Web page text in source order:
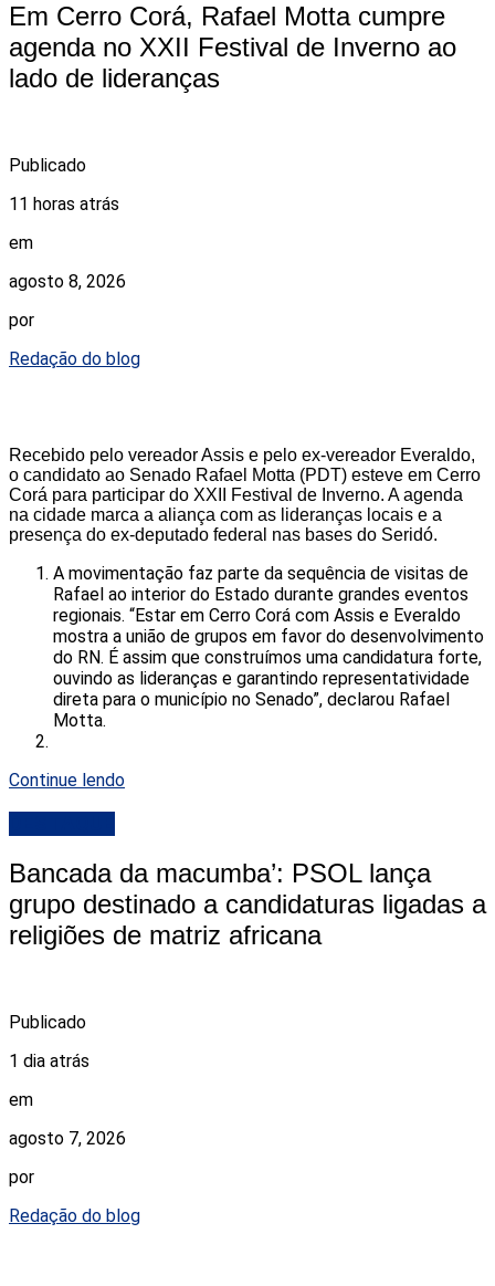
Em Cerro Corá, Rafael Motta cumpre
agenda no XXII Festival de Inverno ao
lado de lideranças
Publicado
11 horas atrás
em
agosto 8, 2026
por
Redação do blog
Recebido pelo vereador Assis e pelo ex-vereador Everaldo,
o candidato ao Senado Rafael Motta (PDT) esteve em Cerro
Corá para participar do XXII Festival de Inverno. A agenda
na cidade marca a aliança com as lideranças locais e a
presença do ex-deputado federal nas bases do Seridó.
A movimentação faz parte da sequência de visitas de
Rafael ao interior do Estado durante grandes eventos
regionais. “Estar em Cerro Corá com Assis e Everaldo
mostra a união de grupos em favor do desenvolvimento
do RN. É assim que construímos uma candidatura forte,
ouvindo as lideranças e garantindo representatividade
direta para o município no Senado”, declarou Rafael
Motta.
Continue lendo
Bancada da macumba’: PSOL lança
grupo destinado a candidaturas ligadas a
religiões de matriz africana
Publicado
1 dia atrás
em
agosto 7, 2026
por
Redação do blog